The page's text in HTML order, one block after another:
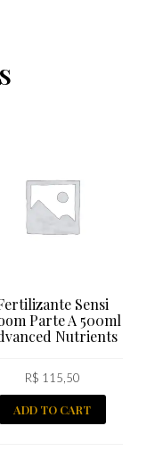
Sensi
Parte A 500ml
Nutrients
R$ 115,50
ADD TO CART